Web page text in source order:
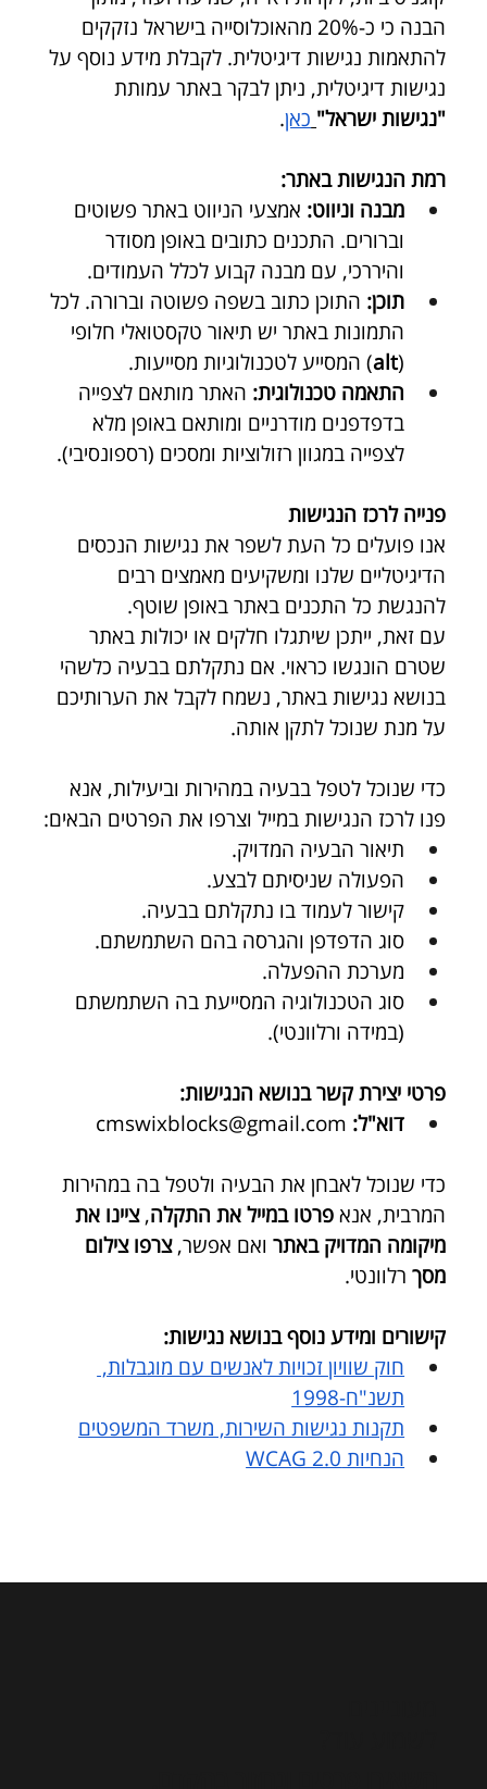
הבנה כי כ-20% מהאוכלוסייה בישראל נזקקים
להתאמות נגישות דיגיטלית. לקבלת מידע נוסף על
נגישות דיגיטלית, ניתן לבקר באתר עמותת
"נגישות ישראל" כאן.
רמת הנגישות באתר:
מבנה וניווט: אמצעי הניווט באתר פשוטים
וברורים. התכנים כתובים באופן מסודר
והיררכי, עם מבנה קבוע לכלל העמודים.
תוכן: התוכן כתוב בשפה פשוטה וברורה. לכל
התמונות באתר יש תיאור טקסטואלי חלופי
(
alt) המסייע לטכנולוגיות מסייעות.
התאמה טכנולוגית: האתר מותאם לצפייה
בדפדפנים מודרניים ומותאם באופן מלא
לצפייה במגוון רזולוציות ומסכים (רספונסיבי).
פנייה לרכז הנגישות
אנו פועלים כל העת לשפר את נגישות הנכסים
הדיגיטליים שלנו ומשקיעים מאמצים רבים
להנגשת כל התכנים באתר באופן שוטף.
עם זאת, ייתכן שיתגלו חלקים או יכולות באתר
שטרם הונגשו כראוי. אם נתקלתם בבעיה כלשהי
בנושא נגישות באתר, נשמח לקבל את הערותיכם
על מנת שנוכל לתקן אותה.
כדי שנוכל לטפל בבעיה במהירות וביעילות, אנא
פנו לרכז הנגישות במייל וצרפו את הפרטים הבאים:
תיאור הבעיה המדויק.
הפעולה שניסיתם לבצע.
קישור לעמוד בו נתקלתם בבעיה.
סוג הדפדפן והגרסה בהם השתמשתם.
מערכת ההפעלה.
סוג הטכנולוגיה המסייעת בה השתמשתם
(במידה ורלוונטי).
פרטי יצירת קשר בנושא הנגישות:
דוא"ל: cmswixblocks@gmail.com
כדי שנוכל לאבחן את הבעיה ולטפל בה במהירות
המרבית, אנא פרטו במייל את התקלה, ציינו את
מיקומה המדויק באתר ואם אפשר, צרפו צילום
מסך רלוונטי.
קישורים ומידע נוסף בנושא נגישות:
חוק שוויון זכויות לאנשים עם מוגבלות,
תשנ"ח-1998
תקנות נגישות השירות, משרד המשפטים
הנחיות WCAG 2.0